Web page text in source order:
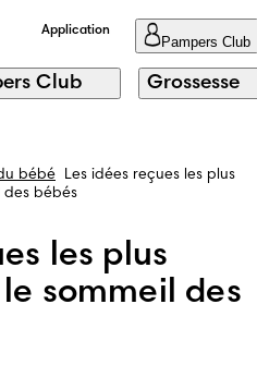
Application
Pampers Club
Club Grossesse
bébé
Les idées reçues les plus
des bébés
les plus
sommeil des